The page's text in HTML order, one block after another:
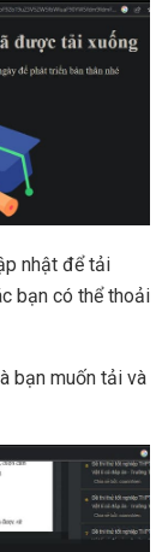
nhật để tải
bạn có thể thoải
bạn muốn tải và